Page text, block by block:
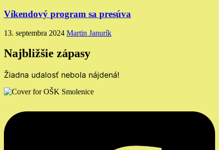
Víkendový program sa presúva
13. septembra 2024 Martin Janurík
Najbližšie zápasy
Žiadna udalosť nebola nájdená!